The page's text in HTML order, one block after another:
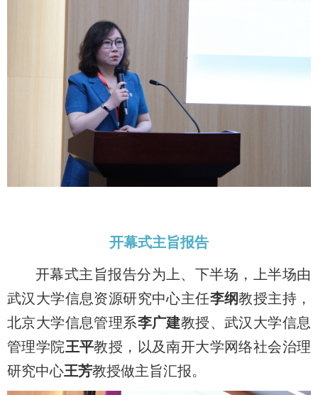
开幕式主旨报告
开幕式主旨报告分为上、下半场，上半场由
武汉大学信息资源研究中心主任李纲教授主持，
北京大学信息管理系李广建教授、武汉大学信息
管理学院王平教授，以及南开大学网络社会治理
研究中心王芳教授做主旨汇报。